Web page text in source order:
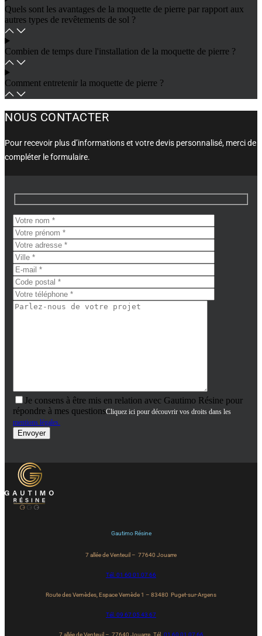
Quels sont les avantages de la moquette de pierre par rapport aux
autres types de revêtements de sol ?
Combien de temps dure l'installation de la moquette de pierre ?
Comment entretenir la moquette de pierre ?
NOUS CONTACTER
Pour recevoir plus d’informations et votre devis personnalisé, merci de
compléter le formulaire.
Je consens à être mis en relation avec Gautimo Résine pour
répondre à mes questionsCliquez ici pour découvrir vos droits dans les
mentions légales.
Gautimo Résine
7 allée de Venteuil – 77640 Jouarre
Tél. 01 60 01 07 66
Route des Vernèdes, Espace Vernède 1 – 83480 Puget-sur-Argens
Tél. 09 67 05 43 67